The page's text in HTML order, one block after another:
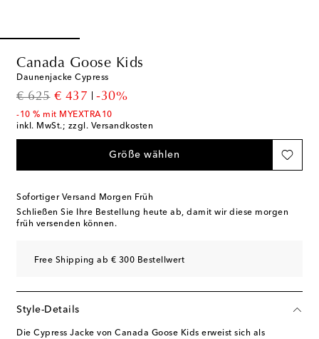
Canada Goose Kids
Daunenjacke Cypress
€ 625
original price
€ 437
discount price
-30%
-10 % mit MYEXTRA10
inkl. MwSt.; zzgl. Versandkosten
Größe wählen
Sofortiger Versand Morgen Früh
Schließen Sie Ihre Bestellung heute ab, damit wir diese morgen
früh versenden können.
Free Shipping ab € 300 Bestellwert
Style-Details
Die Cypress Jacke von Canada Goose Kids erweist sich als